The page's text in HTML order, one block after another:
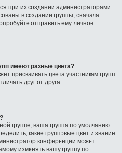
при их создании администраторами
в создании группы, сначала
отправить ему личное
имеют разные цвета?
присваивать цвета участникам групп
друг от друга.
группе, ваша группа по умолчанию
какие групповые цвет и звание
конференции может
изменять вашу группу по